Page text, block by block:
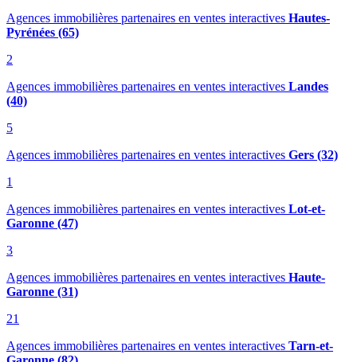
Agences immobilières partenaires en ventes interactives Hautes-
Pyrénées (65)
2
Agences immobilières partenaires en ventes interactives Landes
(40)
5
Agences immobilières partenaires en ventes interactives Gers (32)
1
Agences immobilières partenaires en ventes interactives Lot-et-
Garonne (47)
3
Agences immobilières partenaires en ventes interactives Haute-
Garonne (31)
21
Agences immobilières partenaires en ventes interactives Tarn-et-